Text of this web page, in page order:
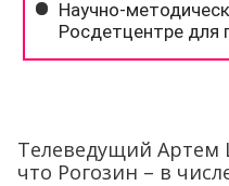
Телеведущий Артем
что Рогозин – в